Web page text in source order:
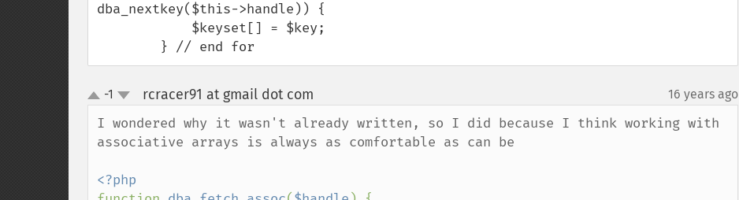
dba_nextkey($this->handle)) {
        } // end for
up
down
-1 rcracer91 at gmail dot com 16 years ago
I wondered why it wasn't already written, so I did because I think working with
associative arrays is always as comfortable as can be